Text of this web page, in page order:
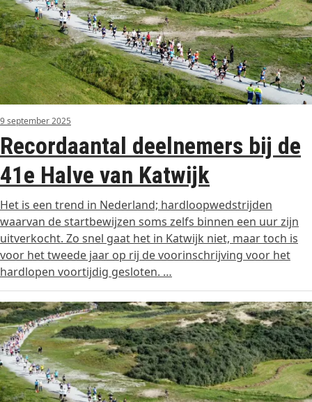
9 september 2025
Recordaantal deelnemers bij de
41e Halve van Katwijk
Het is een trend in Nederland; hardloopwedstrijden
waarvan de startbewijzen soms zelfs binnen een uur zijn
uitverkocht. Zo snel gaat het in Katwijk niet, maar toch is
voor het tweede jaar op rij de voorinschrijving voor het
hardlopen voortijdig gesloten. …